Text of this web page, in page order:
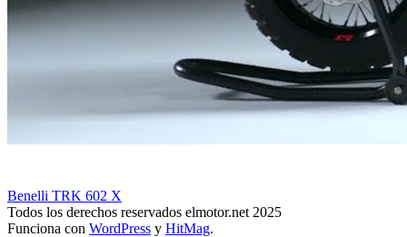
Benelli TRK 602 X
Todos los derechos reservados elmotor.net 2025
Funciona con WordPress y HitMag.